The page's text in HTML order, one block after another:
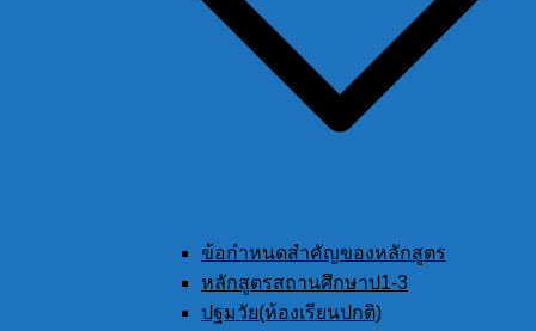
ข้อกำหนดสำคัญของหลักสูตร
หลักสูตรสถานศึกษาป1-3
ปฐมวัย(ห้องเรียนปกติ)